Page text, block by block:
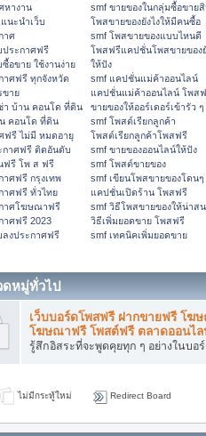
หางาน
นะนำเว็บ
าศ
ประกาศฟรี
ซื้อขาย ใช้งานง่าย
าศฟรี ทุกจังหวัด
ขาย
า บ้าน คอนโด ที่ดิน
คอนโด ที่ดิน
ฟรี ไม่มี หมดอายุ
กาศฟรี ติดอันดับ
ฟรี โพ ส ฟรี
าศฟรี กรุงเทพ
าศฟรี ทั่วไทย
าศโฆษณาฟรี
าศฟรี 2023
ลงประกาศฟรี
smf ขายของในกลุ่มซื้อขาย
โพสขายของยังไงให้มีคนซื้อ
smf โพสขายของแบบไหนดี
โพสฟรีแคปชั่นโพสขายของยั
ให้ปัง
smf แคปชั่นแม่ค้าออนไลน์
แคปชั่นแม่ค้าออนไลน์ โพส
ขายของให้ออร์เดอร์เข้ารัว ๆ
smf โพสต์เรียกลูกค้า
โพสต์เรียกลูกค้าโพสฟรี
smf ขายของออนไลน์ให้ปัง
smf โพสต์ขายของ
smf เขียนโพสขายของโดนๆ
แคปชั่นเปิดร้าน โพสฟรี
smf วิธีโพสขายของให้น่าส
วิธีเพิ่มยอดขาย โพสฟรี
smf เทคนิคเพิ่มยอดขาย
ดหมู่ทั่วไป
เว็บบอร์ดโพสฟรี ฝากขายฟรี โฆ
โฆษณาฟรี โพสต์ฟรี ตลาดออนไล
รู้สึกอิสระที่จะพูดคุยทุก ๆ อย่างในบอ
ไม่มีกระทู้ใหม่ Redirect Board